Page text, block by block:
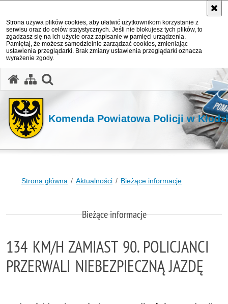
Strona używa plików cookies, aby ułatwić użytkownikom korzystanie z
serwisu oraz do celów statystycznych. Jeśli nie blokujesz tych plików, to
zgadzasz się na ich użycie oraz zapisanie w pamięci urządzenia.
Pamiętaj, że możesz samodzielnie zarządzać cookies, zmieniając
ustawienia przeglądarki. Brak zmiany ustawienia przeglądarki oznacza
wyrażenie zgody.
Komenda Powiatowa Policji w
Strona główna Aktualności Bieżące informacje
Bieżące informacje
134 KM/H ZAMIAST 90. POLICJANCI
PRZERWALI NIEBEZPIECZNĄ JAZDĘ